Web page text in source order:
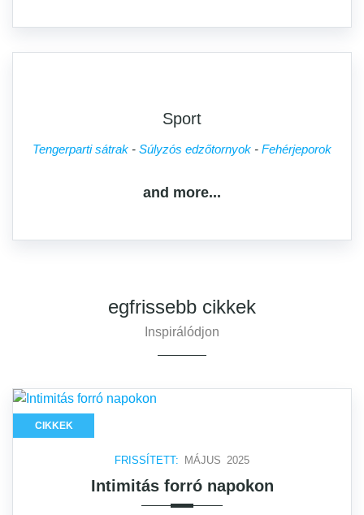
Sport
Tengerparti sátrak Súlyzós edzőtornyok Fehérjeporok
and more...
egfrissebb cikkek
Inspirálódjon
CIKKEK
FRISSÍTETT: MÁJUS 2025
Intimitás forró napokon